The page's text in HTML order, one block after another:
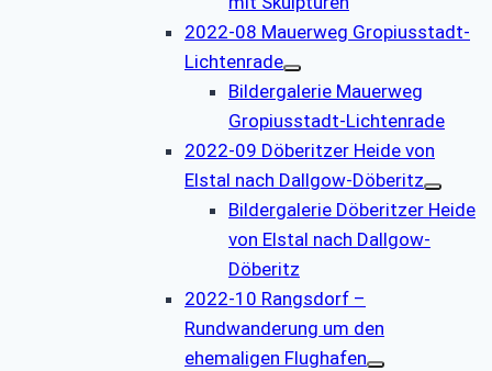
2022-08 Mauerweg Gropiusstadt-
Lichtenrade
Bildergalerie Mauerweg
Gropiusstadt-Lichtenrade
2022-09 Döberitzer Heide von
Elstal nach Dallgow-Döberitz
Bildergalerie Döberitzer Heide
von Elstal nach Dallgow-
Döberitz
2022-10 Rangsdorf –
Rundwanderung um den
ehemaligen Flughafen